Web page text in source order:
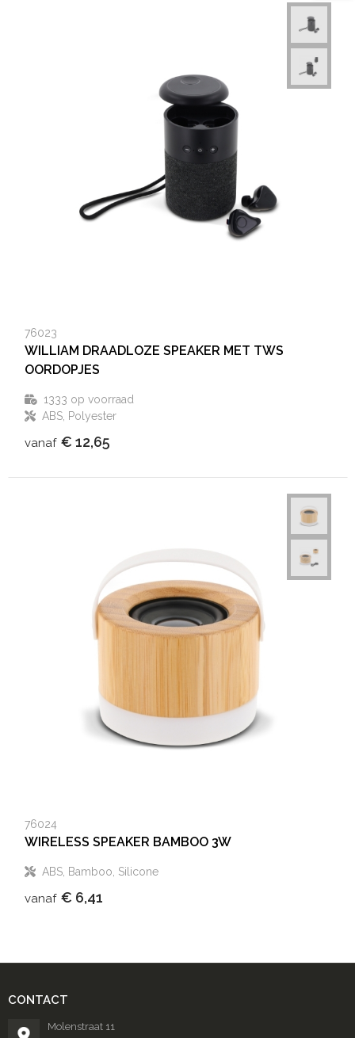
76023
WILLIAM DRAADLOZE SPEAKER MET TWS
OORDOPJES
1333 op voorraad
ABS, Polyester
vanaf € 12,65
76024
WIRELESS SPEAKER BAMBOO 3W
ABS, Bamboo, Silicone
vanaf € 6,41
CONTACT
Molenstraat 11